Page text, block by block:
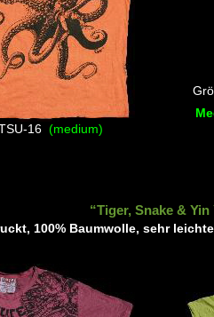
16 (medium)
“Tiger, Snake &
100% Baumwolle, sehr